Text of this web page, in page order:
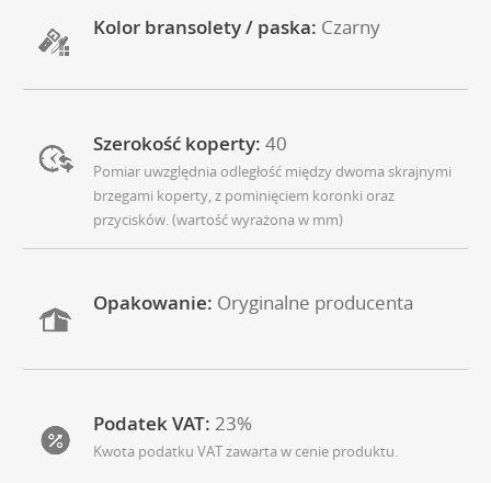
Kolor bransolety / paska: Czarny
Szerokość koperty: 40
Pomiar uwzględnia odległość między dwoma skrajnymi
brzegami koperty, z pominięciem koronki oraz
przycisków. (wartość wyrażona w mm)
Opakowanie: Oryginalne producenta
Podatek VAT: 23%
Kwota podatku VAT zawarta w cenie produktu.